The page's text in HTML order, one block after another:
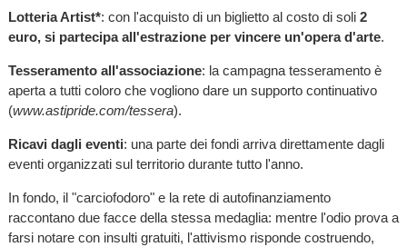
Lotteria Artist*: con l'acquisto di un biglietto al costo di soli 2
euro, si partecipa all'estrazione per vincere un'opera d'arte.
Tesseramento all'associazione: la campagna tesseramento è
aperta a tutti coloro che vogliono dare un supporto continuativo
(www.astipride.com/tessera).
Ricavi dagli eventi: una parte dei fondi arriva direttamente dagli
eventi organizzati sul territorio durante tutto l'anno.
In fondo, il "carciofodoro" e la rete di autofinanziamento
raccontano due facce della stessa medaglia: mentre l'odio prova a
farsi notare con insulti gratuiti, l'attivismo risponde costruendo,